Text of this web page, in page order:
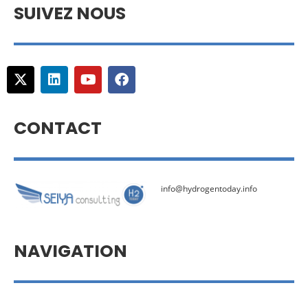
SUIVEZ NOUS
CONTACT
info@hydrogentoday.info
NAVIGATION